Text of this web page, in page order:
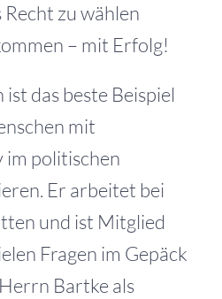
zu wählen
– mit Erfolg!
das beste Beispiel
mit
im politischen
Er arbeitet bei
und ist Mitglied
Fragen im Gepäck
Bartke als